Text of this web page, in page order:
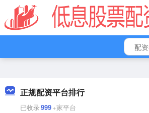
正规配资平台排行
已收录999+家平台